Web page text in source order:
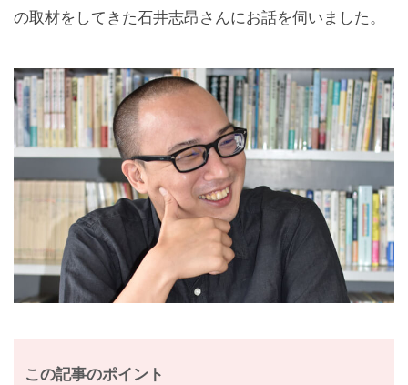
の取材をしてきた石井志昂さんにお話を伺いました。
この記事のポイント